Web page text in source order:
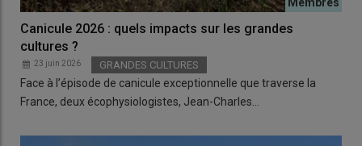
Canicule 2026 : quels impacts sur les grandes
cultures ?
23 juin 2026 GRANDES CULTURES
Face à l’épisode de canicule exceptionnelle que traverse la
France, deux écophysiologistes, Jean-Charles…